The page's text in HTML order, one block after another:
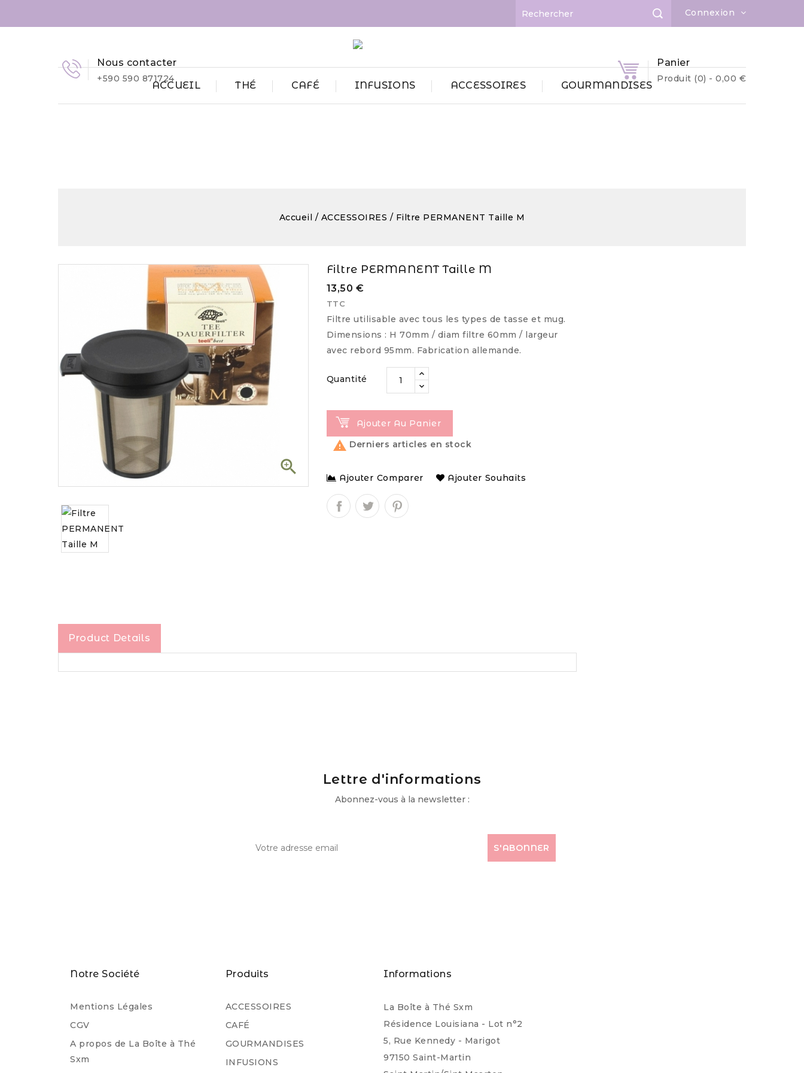
Connexion
Nous contacter
+590 590 871724
Panier
Produit (0) - 0,00 €
ACCUEIL THÉ CAFÉ INFUSIONS ACCESSOIRES GOURMANDISES
Accueil ACCESSOIRES Filtre PERMANENT Taille M

Filtre PERMANENT Taille M
13,50 €
TTC
Filtre utilisable avec tous les types de tasse et mug.
Dimensions : H 70mm / diam filtre 60mm / largeur
avec rebord 95mm. Fabrication allemande.
Quantité
Ajouter Au Panier
 Derniers articles en stock
Ajouter Comparer Ajouter Souhaits
Product Details
Lettre d'informations
Abonnez-vous à la newsletter :
Notre Société
Mentions Légales
CGV
A propos de La Boîte à Thé
Sxm
Produits
ACCESSOIRES
CAFÉ
GOURMANDISES
INFUSIONS
Informations
La Boîte à Thé Sxm
Résidence Louisiana - Lot n°2
5, Rue Kennedy - Marigot
97150 Saint-Martin